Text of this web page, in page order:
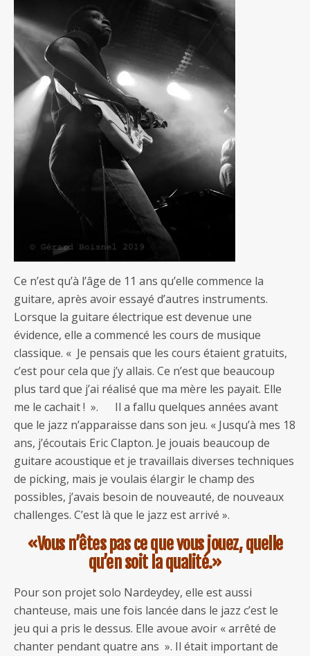
Ce n’est qu’à l’âge de 11 ans qu’elle commence la
guitare, après avoir essayé d’autres instruments.
Lorsque la guitare électrique est devenue une
évidence, elle a commencé les cours de musique
classique. « Je pensais que les cours étaient gratuits,
c’est pour cela que j’y allais. Ce n’est que beaucoup
plus tard que j’ai réalisé que ma mère les payait. Elle
me le cachait ! ». Il a fallu quelques années avant
que le jazz n’apparaisse dans son jeu. « Jusqu’à mes 18
ans, j’écoutais Eric Clapton. Je jouais beaucoup de
guitare acoustique et je travaillais diverses techniques
de picking, mais je voulais élargir le champ des
possibles, j’avais besoin de nouveauté, de nouveaux
challenges. C’est là que le jazz est arrivé ».
«Vous n’êtes pas ce que vous jouez, quelle
qu’en soit la qualité.»
Pour son projet solo Nardeydey, elle est aussi
chanteuse, mais une fois lancée dans le jazz c’est le
jeu qui a pris le dessus. Elle avoue avoir « arrêté de
chanter pendant quatre ans ». Il était important de